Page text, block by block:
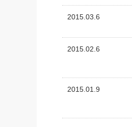
2015.03.6
2015.02.6
2015.01.9